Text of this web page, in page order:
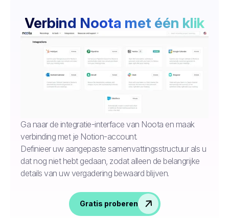
Verbind Noota met één klik
Ga naar de integratie-interface van Noota en maak
verbinding met je Notion-account.
Definieer uw aangepaste samenvattingsstructuur als u
dat nog niet hebt gedaan, zodat alleen de belangrijke
details van uw vergadering bewaard blijven.
Gratis proberen